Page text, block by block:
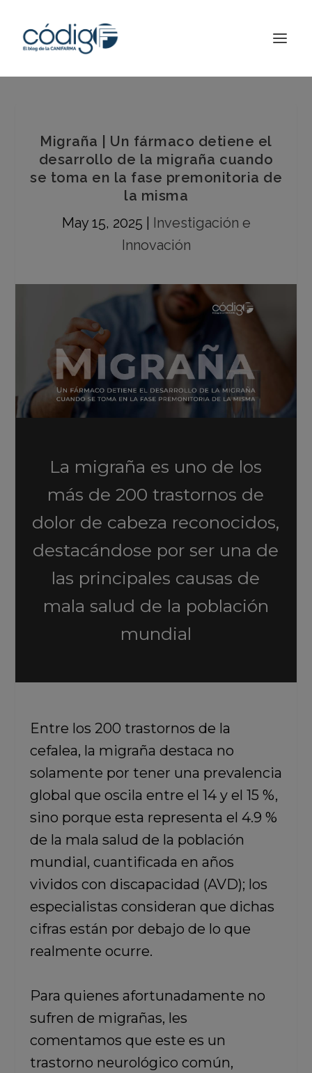
Migraña | Un fármaco detiene el
desarrollo de la migraña cuando
se toma en la fase premonitoria de
la misma
May 15, 2025
Investigación e
Innovación
La migraña es uno de los
más de 200 trastornos de
dolor de cabeza reconocidos,
destacándose por ser una de
las principales causas de
mala salud de la población
mundial
Entre los 200 trastornos de la
cefalea, la migraña destaca no
solamente por tener una prevalencia
global que oscila entre el 14 y el 15 %,
sino porque esta representa el 4.9 %
de la mala salud de la población
mundial, cuantificada en años
vividos con discapacidad (AVD); los
especialistas consideran que dichas
cifras están por debajo de lo que
realmente ocurre.
Para quienes afortunadamente no
sufren de migrañas, les
comentamos que este es un
trastorno neurológico común,